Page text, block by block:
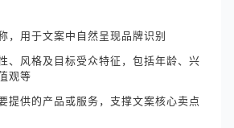
，用于文案中自然呈现品牌识别
、风格及目标受众特征，包括年龄、兴
观等
提供的产品或服务，支撑文案核心卖点